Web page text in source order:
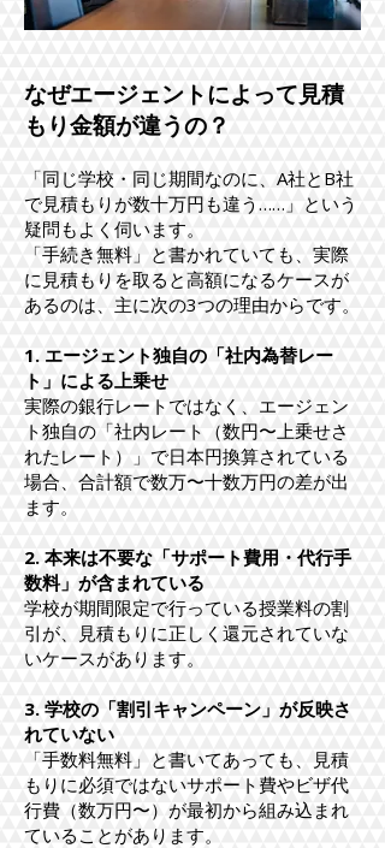
なぜエージェントによって見積
もり金額が違うの？
「同じ学校・同じ期間なのに、A社とB社
で見積もりが数十万円も違う……」という
疑問もよく伺います。
「手続き無料」と書かれていても、実際
に見積もりを取ると高額になるケースが
あるのは、主に次の3つの理由からです。
1. エージェント独自の「社内為替レー
ト」による上乗せ
実際の銀行レートではなく、エージェン
ト独自の「社内レート（数円〜上乗せさ
れたレート）」で日本円換算されている
場合、合計額で数万〜十数万円の差が出
ます。
2. 本来は不要な「サポート費用・代行手
数料」が含まれている
学校が期間限定で行っている授業料の割
引が、見積もりに正しく還元されていな
いケースがあります。
3. 学校の「割引キャンペーン」が反映さ
れていない
「手数料無料」と書いてあっても、見積
もりに必須ではないサポート費やビザ代
行費（数万円〜）が最初から組み込まれ
ていることがあります。